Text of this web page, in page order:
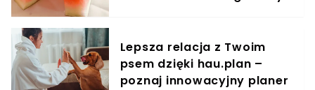
Lepsza relacja z Twoim
psem dzięki hau.plan –
poznaj innowacyjny planer